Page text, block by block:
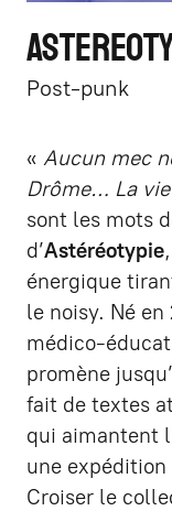
Post-punk
« Aucun mec
Drôme… La
sont les mots
d’Astéréotypie
énergique
le noisy. Né
médico-
promène
fait de textes
qui aimantent
une
Croiser le